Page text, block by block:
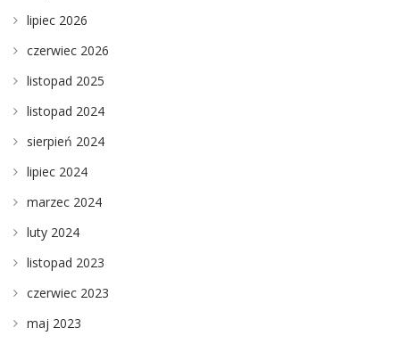
lipiec 2026
czerwiec 2026
listopad 2025
listopad 2024
sierpień 2024
lipiec 2024
marzec 2024
luty 2024
listopad 2023
czerwiec 2023
maj 2023